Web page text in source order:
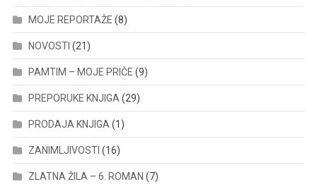
MOJE REPORTAŽE (8)
NOVOSTI (21)
PAMTIM – MOJE PRIČE (9)
PREPORUKE KNJIGA (29)
PRODAJA KNJIGA (1)
ZANIMLJIVOSTI (16)
ZLATNA ŽILA – 6. ROMAN (7)